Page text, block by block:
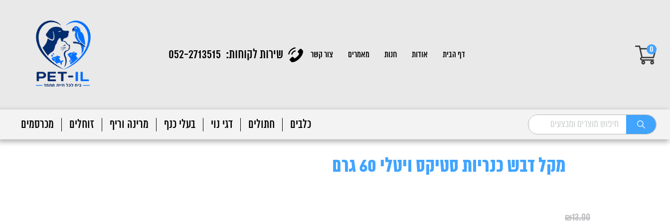
0
דף הבית אודות חנות מאמרים צור קשר שירות לקוחות: 052-2713515
כלבים חתולים דגי נוי בעלי כנף מרינה וריף זוחלים מכרסמים
מקל דבש כנריות סטיקס ויטלי 60 גרם
₪13.00